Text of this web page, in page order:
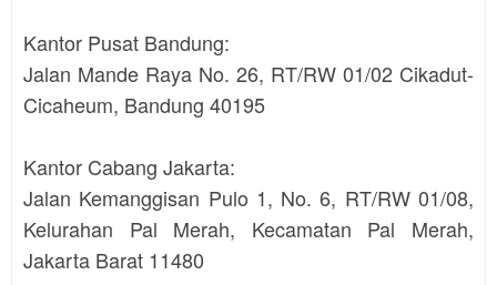
Kantor Pusat Bandung:
Jalan Mande Raya No. 26, RT/RW 01/02 Cikadut-
Cicaheum, Bandung 40195
Kantor Cabang Jakarta:
Jalan Kemanggisan Pulo 1, No. 6, RT/RW 01/08,
Kelurahan Pal Merah, Kecamatan Pal Merah,
Jakarta Barat 11480